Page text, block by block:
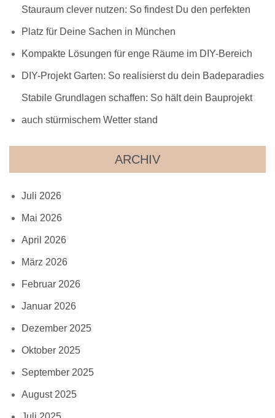
Stauraum clever nutzen: So findest Du den perfekten
Platz für Deine Sachen in München
Kompakte Lösungen für enge Räume im DIY-Bereich
DIY-Projekt Garten: So realisierst du dein Badeparadies
Stabile Grundlagen schaffen: So hält dein Bauprojekt
auch stürmischem Wetter stand
ARCHIV
Juli 2026
Mai 2026
April 2026
März 2026
Februar 2026
Januar 2026
Dezember 2025
Oktober 2025
September 2025
August 2025